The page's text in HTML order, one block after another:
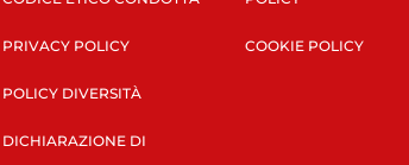
PRIVACY POLICY
POLICY DIVERSITÀ
DICHIARAZIONE DI
COOKIE POLICY